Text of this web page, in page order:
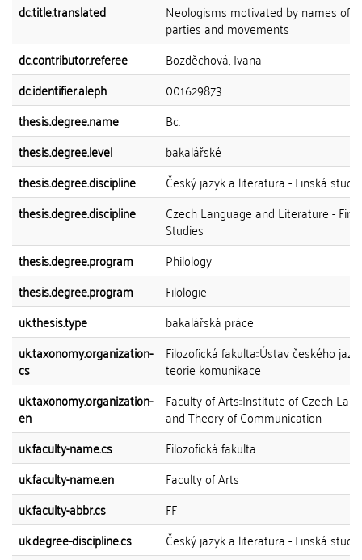
dc.title.translated
Neologisms motivated by names of
parties and movements
dc.contributor.referee
Bozděchová, Ivana
dc.identifier.aleph
001629873
thesis.degree.name
Bc.
thesis.degree.level
bakalářské
thesis.degree.discipline
Český jazyk a literatura - Finská studia
thesis.degree.discipline
Czech Language and Literature -
Studies
thesis.degree.program
Philology
thesis.degree.program
Filologie
uk.thesis.type
bakalářská práce
uk.taxonomy.organization-
cs
Filozofická fakulta::Ústav českého
teorie komunikace
uk.taxonomy.organization-
en
Faculty of Arts::Institute of Czech
and Theory of Communication
uk.faculty-name.cs
Filozofická fakulta
uk.faculty-name.en
Faculty of Arts
uk.faculty-abbr.cs
FF
uk.degree-discipline.cs
Český jazyk a literatura - Finská studia